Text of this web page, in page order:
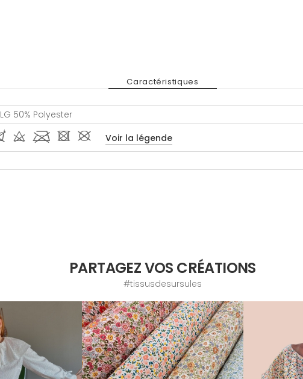
Caractéristiques
50% Polyester
d l - # Voir la légende
PARTAGEZ VOS CRÉATIONS
#tissusdesursules